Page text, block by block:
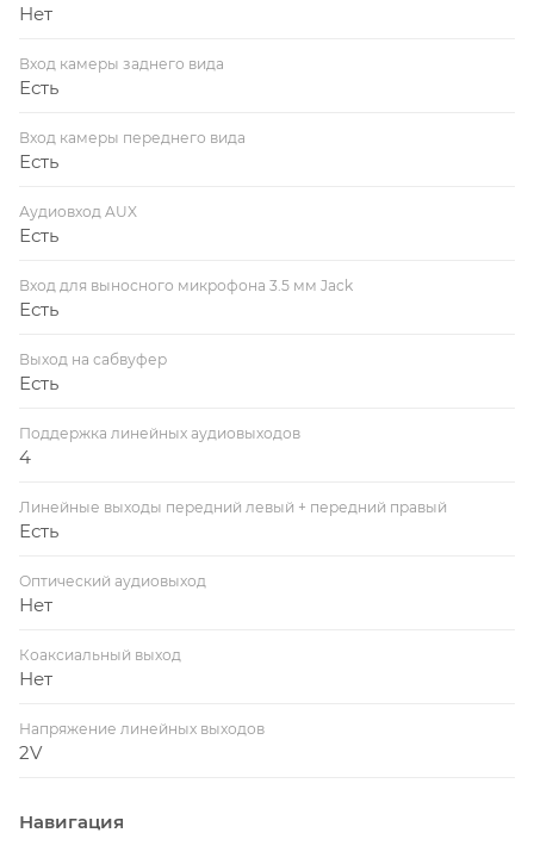
Нет
Вход камеры заднего вида
Есть
Вход камеры переднего вида
Есть
Аудиовход AUX
Есть
Вход для выносного микрофона 3.5 мм Jack
Есть
Выход на сабвуфер
Есть
Поддержка линейных аудиовыходов
4
Линейные выходы передний левый + передний правый
Есть
Оптический аудиовыход
Нет
Коаксиальный выход
Нет
Напряжение линейных выходов
2V
Навигация